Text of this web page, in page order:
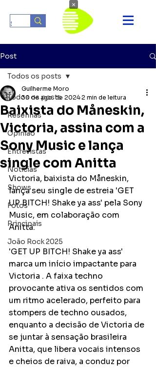
Post
Todos os posts
Resenhas
Opinião
Entrevistas
Notícias
Shows
Fotos
Principais
João Rock 2025
Todos os posts
Baixista do Måneskin,
Victoria, assina com a
Sony Music e lança
single com Anitta
Guilherme Moro
30 de ago. de 2024 2 min de leitura
Victoria, baixista do Måneskin,
lança seu single de estreia 'GET
UP BITCH! Shake ya ass' pela Sony
Music, em colaboração com
Anitta.
'GET UP BITCH! Shake ya ass'
marca um início impactante para
Victoria . A faixa techno
provocante ativa os sentidos com
um ritmo acelerado, perfeito para
stompers de techno ousados,
enquanto a decisão de Victoria de
se juntar à sensação brasileira
Anitta, que libera vocais intensos
e cheios de raiva, a conduz por
×